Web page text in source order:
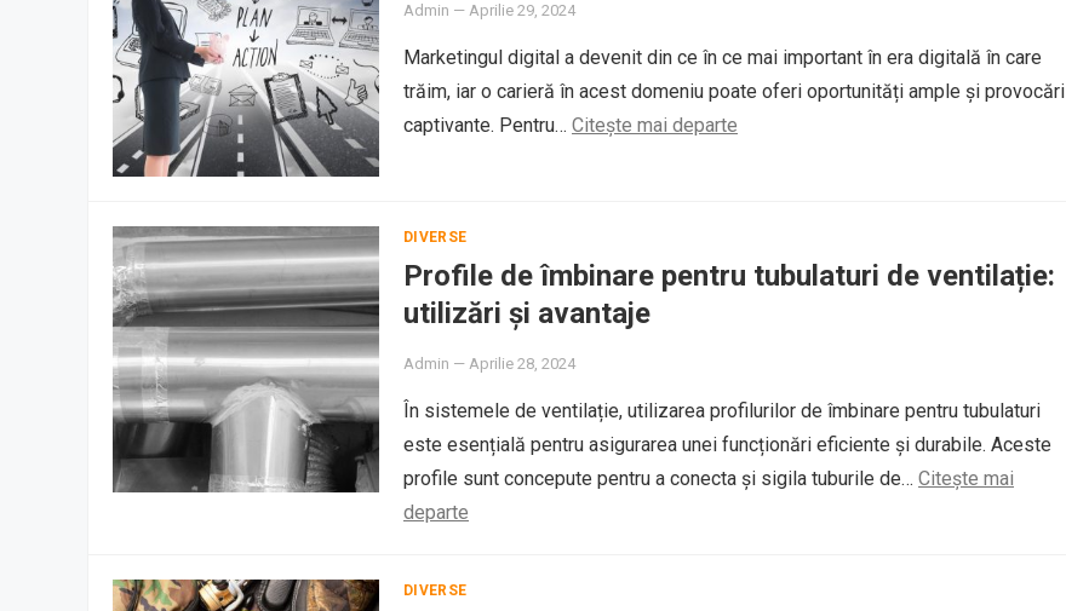
Admin — Aprilie 29, 2024
Marketingul digital a devenit din ce în ce mai important în era digitală în care
trăim, iar o carieră în acest domeniu poate oferi oportunități ample și provocări
captivante. Pentru… Citește mai departe
DIVERSE
Profile de îmbinare pentru tubulaturi de ventilație:
utilizări și avantaje
Admin — Aprilie 28, 2024
În sistemele de ventilație, utilizarea profilurilor de îmbinare pentru tubulaturi
este esențială pentru asigurarea unei funcționări eficiente și durabile. Aceste
profile sunt concepute pentru a conecta și sigila tuburile de… Citește mai
departe
DIVERSE